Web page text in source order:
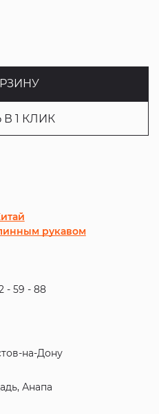
В 1 КЛИК
рукавом
- 59 - 88
на-Дону
Анапа